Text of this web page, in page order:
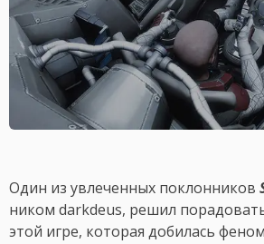
Один из увлеченных поклонников
ником darkdeus, решил
этой игре, которая добилась